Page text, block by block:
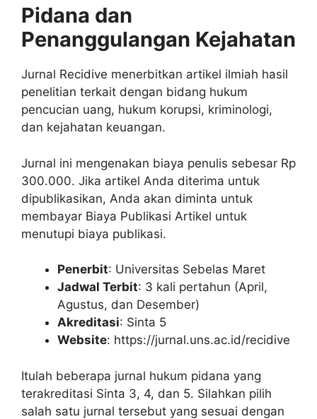
Pidana dan
Penanggulangan Kejahatan
Jurnal Recidive menerbitkan artikel ilmiah hasil
penelitian terkait dengan bidang hukum
pencucian uang, hukum korupsi, kriminologi,
dan kejahatan keuangan.
Jurnal ini mengenakan biaya penulis sebesar Rp
300.000. Jika artikel Anda diterima untuk
dipublikasikan, Anda akan diminta untuk
membayar Biaya Publikasi Artikel untuk
menutupi biaya publikasi.
Penerbit: Universitas Sebelas Maret
Jadwal Terbit: 3 kali pertahun (April,
Agustus, dan Desember)
Akreditasi: Sinta 5
Website: https://jurnal.uns.ac.id/recidive
Itulah beberapa jurnal hukum pidana yang
terakreditasi Sinta 3, 4, dan 5. Silahkan pilih
salah satu jurnal tersebut yang sesuai dengan